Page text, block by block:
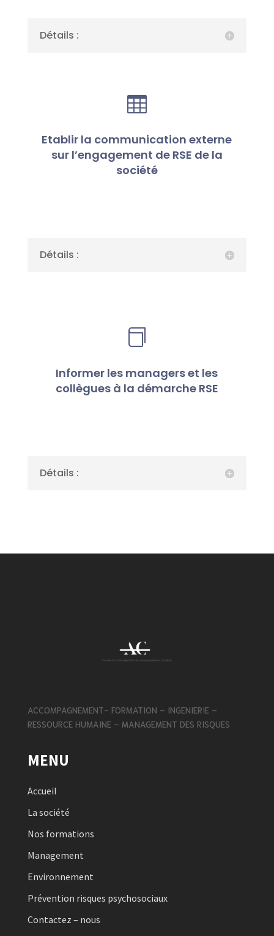
Détails :

Etablir la communication externe
sur l’engagement de RSE de la
société
Détails :

Informer les managers et les
collègues à la démarche RSE
Détails :
ACCOMPAGNEMENT- FORMATION – INGENIERIE –
RESSOURCE HUMAINE – MANAGEMENT DES RISQUES
MENU
Accueil
La société
Nos formations
Management
Environnement
Prévention risques psychosociaux
Contactez – nous